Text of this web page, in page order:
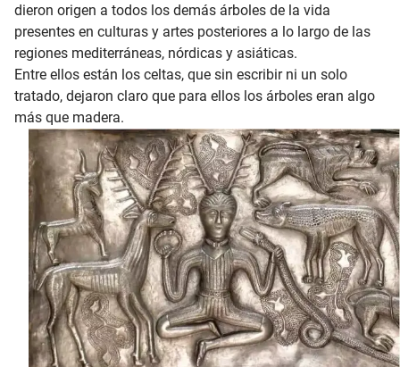
dieron origen a todos los demás árboles de la vida
presentes en culturas y artes posteriores a lo largo de las
regiones mediterráneas, nórdicas y asiáticas.
Entre ellos están los celtas, que sin escribir ni un solo
tratado, dejaron claro que para ellos los árboles eran algo
más que madera.